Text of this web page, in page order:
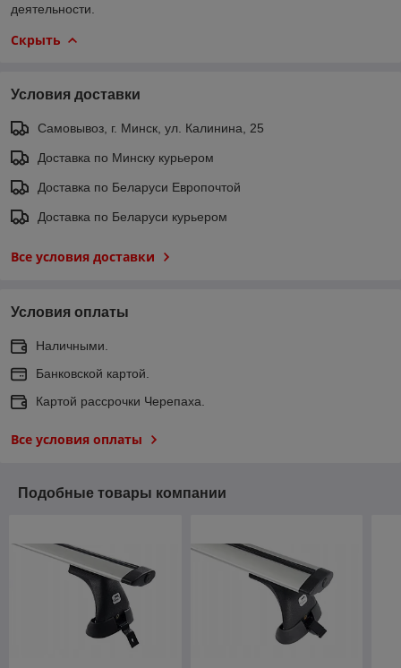
деятельности.
Скрыть
Условия доставки
Самовывоз, г. Минск, ул. Калинина, 25
Доставка по Минску курьером
Доставка по Беларуси Европочтой
Доставка по Беларуси курьером
Все условия доставки
Условия оплаты
Наличными.
Банковской картой.
Картой рассрочки Черепаха.
Все условия оплаты
Подобные товары компании